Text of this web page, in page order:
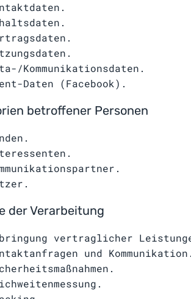
Kommunikationsdaten.
Daten (Facebook).
betroffener Personen
der Verarbeitung
vertraglicher
und Kommunikation.